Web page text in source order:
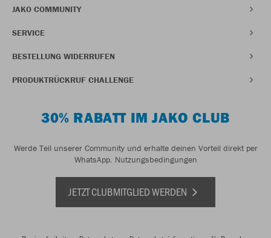
JAKO COMMUNITY
SERVICE
BESTELLUNG WIDERRUFEN
PRODUKTRÜCKRUF CHALLENGE
30% RABATT IM JAKO CLUB
Werde Teil unserer Community und erhalte deinen Vorteil direkt per
WhatsApp. Nutzungsbedingungen
JETZT CLUBMITGLIED WERDEN